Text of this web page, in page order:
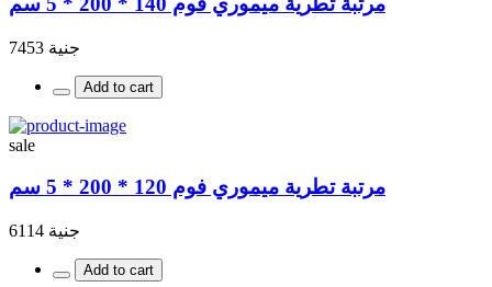
جنية 7453
Add to cart
sale
مرتبة تطرية ميموري فوم 120 * 200 * 5 سم
جنية 6114
Add to cart